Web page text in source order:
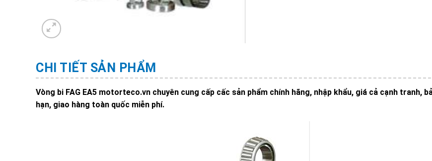
CHI TIẾT SẢN PHẨM
Vòng bi FAG EA5 motorteco.vn chuyên cung cấp cấc sản phẩm chính hãng, nhập khẩu, giá cả cạnh tranh,
hạn, giao hàng toàn quốc miễn phí.